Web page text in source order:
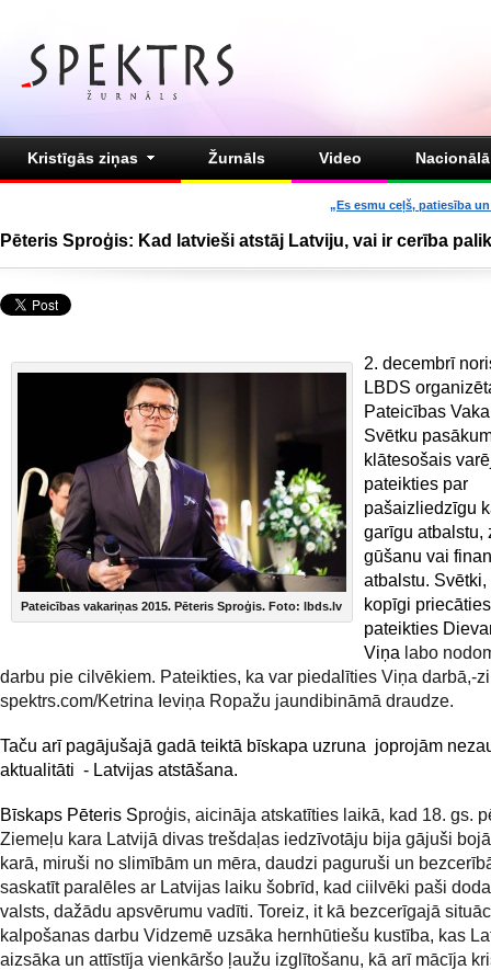
Kristīgās ziņas Žurnāls Video
„Es esmu ceļš, patiesība
Pēteris Sproģis: Kad latvieši atstāj Latviju, vai ir cerība
Pateicības vakariņas 2015. Pēteris Sproģis. Foto: lbds.lv
2. decembrī
LBDS
Pateicības
Svētku
klātesošais
pateikties par
pašaizliedzīgu
garīgu atbalstu,
gūšanu vai
atbalstu. Svētki,
kopīgi
pateikties
Viņa labo
darbu pie cilvēkiem. Pateikties, ka var piedalīties Viņa darbā,-
spektrs.com/Ketrina Ieviņa Ropažu jaundibināmā draudze.
Taču arī pagājušajā gadā teiktā bīskapa uzruna joprojām
aktualitāti - Latvijas atstāšana.
Bīskaps Pēteris Sproģis, aicināja atskatīties laikā, kad 18. gs.
Ziemeļu kara Latvijā divas trešdaļas iedzīvotāju bija gājuši
karā, miruši no slimībām un mēra, daudzi paguruši un
saskatīt paralēles ar Latvijas laiku šobrīd, kad ciilvēki paši
valsts, dažādu apsvērumu vadīti. Toreiz, it kā bezcerīgajā
kalpošanas darbu Vidzemē uzsāka hernhūtiešu kustība, kas
aizsāka un attīstīja vienkāršo ļaužu izglītošanu, kā arī mācīja